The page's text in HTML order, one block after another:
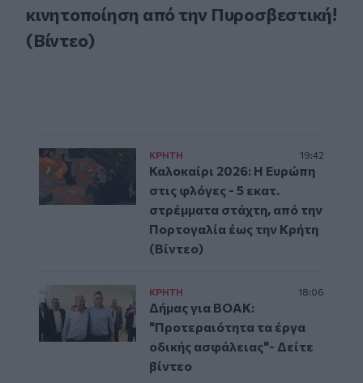
κινητοποίηση από την Πυροσβεστική!
(Βίντεο)
ΚΡΗΤΗ 19:42
Καλοκαίρι 2026: Η Ευρώπη
στις φλόγες - 5 εκατ.
στρέμματα στάχτη, από την
Πορτογαλία έως την Κρήτη
(Βίντεο)
ΚΡΗΤΗ 18:06
Δήμας για ΒΟΑΚ:
"Προτεραιότητα τα έργα
οδικής ασφάλειας"- Δείτε
βίντεο